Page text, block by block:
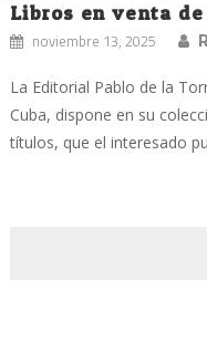
Libros en venta
noviembre 13, 2025
La Editorial Pablo de la
Cuba, dispone en su
títulos, que el interesado